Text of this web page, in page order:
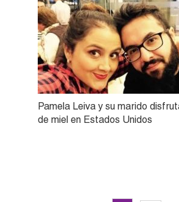
Pamela Leiva y su marido
de miel en Estados Unidos